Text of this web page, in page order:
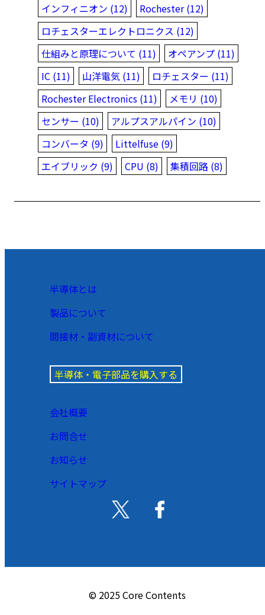
インフィニオン (12)
Rochester (12)
ロチェスターエレクトロニクス (12)
仕組みと原理について (11)
オペアンプ (11)
IC (11)
山洋電気 (11)
ロチェスター (11)
Rochester Electronics (11)
メモリ (10)
センサー (10)
アルプスアルパイン (10)
コンバータ (9)
Littelfuse (9)
エイブリック (9)
CPU (8) 集積回路 (8)
半導体とは
製品について
間接材・副資材について
半導体・電子部品を購入する
会社概要
お問合せ
お知らせ
サイトマップ
© 2025 Core Contents